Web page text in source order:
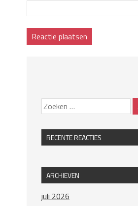
RECENTE REACTIES
ARCHIEVEN
juli 2026